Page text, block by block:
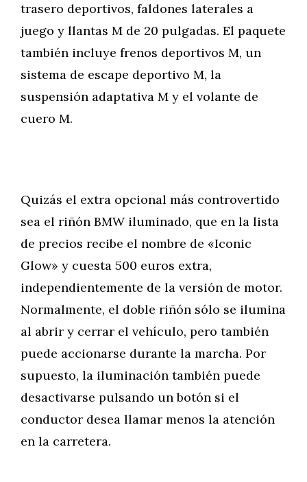
trasero deportivos, faldones laterales a
juego y llantas M de 20 pulgadas. El paquete
también incluye frenos deportivos M, un
sistema de escape deportivo M, la
suspensión adaptativa M y el volante de
cuero M.
Quizás el extra opcional más controvertido
sea el riñón BMW iluminado, que en la lista
de precios recibe el nombre de «Iconic
Glow» y cuesta 500 euros extra,
independientemente de la versión de motor.
Normalmente, el doble riñón sólo se ilumina
al abrir y cerrar el vehículo, pero también
puede accionarse durante la marcha. Por
supuesto, la iluminación también puede
desactivarse pulsando un botón si el
conductor desea llamar menos la atención
en la carretera.